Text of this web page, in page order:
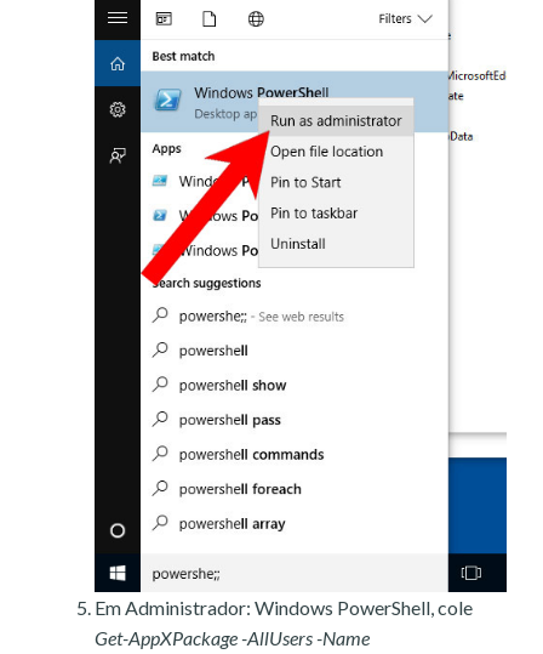
Em Administrador: Windows PowerShell, cole
Get-AppXPackage -AllUsers -Name